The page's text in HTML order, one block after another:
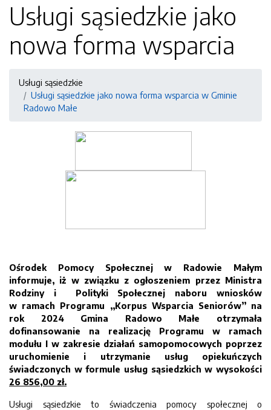
Usługi sąsiedzkie jako
nowa forma wsparcia
Usługi sąsiedzkie
Usługi sąsiedzkie jako nowa forma wsparcia w Gminie
Radowo Małe
Ośrodek Pomocy Społecznej w Radowie Małym
informuje, iż w związku z ogłoszeniem przez Ministra
Rodziny i Polityki Społecznej naboru wniosków
w ramach Programu „Korpus Wsparcia Seniorów” na
rok 2024 Gmina Radowo Małe otrzymała
dofinansowanie na realizację Programu w ramach
modułu I w zakresie działań samopomocowych poprzez
uruchomienie i utrzymanie usług opiekuńczych
świadczonych w formule usług sąsiedzkich w wysokości
26 856,00 zł.
Usługi sąsiedzkie to świadczenia pomocy społecznej o